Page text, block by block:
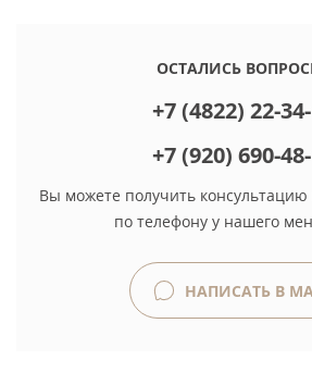
ОСТАЛИСЬ
+7 (4822) 22-
+7 (920) 690-
Вы можете получить консультацию
по телефону у нашего
НАПИСАТЬ В